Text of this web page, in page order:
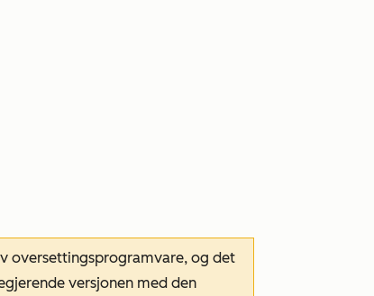
oversettingsprogramvare, og det
versjonen med den